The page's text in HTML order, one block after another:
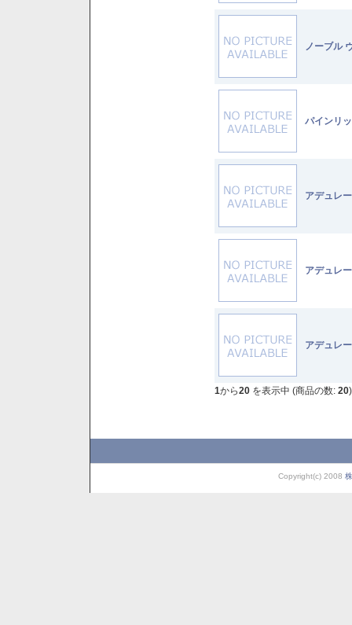
ノーブル
パインリ
アデュレ
アデュレ
アデュレ
1から20 を表示中 (商品の数: 20)
Copyright(c) 2008